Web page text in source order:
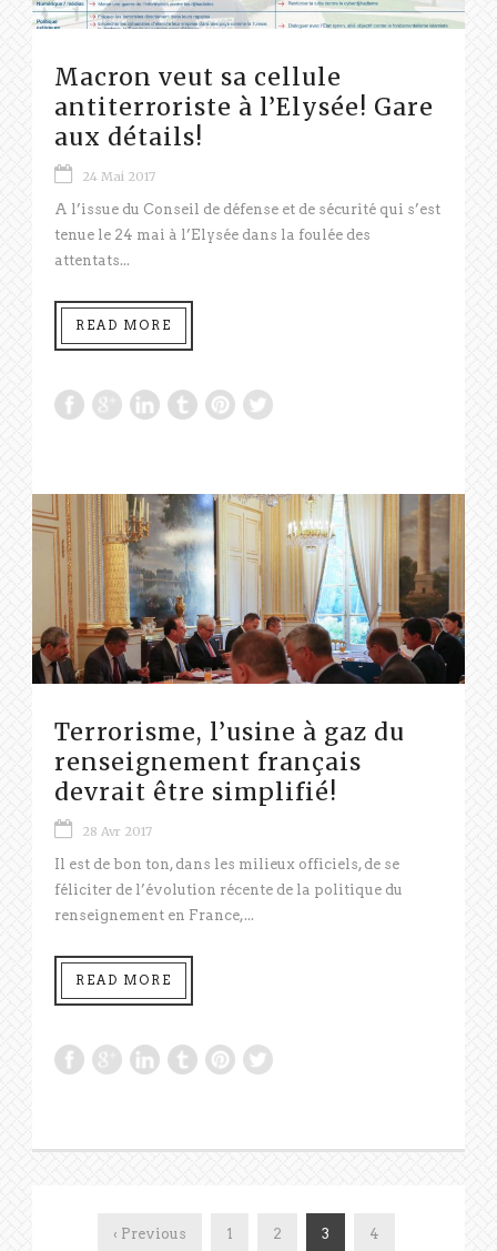
Macron veut sa cellule
antiterroriste à l’Elysée! Gare
aux détails!
24 Mai 2017
A l’issue du Conseil de défense et de sécurité qui s’est
tenue le 24 mai à l’Elysée dans la foulée des
attentats...
READ MORE
Terrorisme, l’usine à gaz du
renseignement français
devrait être simplifié!
28 Avr 2017
Il est de bon ton, dans les milieux officiels, de se
féliciter de l’évolution récente de la politique du
renseignement en France,...
READ MORE
‹ Previous 1 2 3 4